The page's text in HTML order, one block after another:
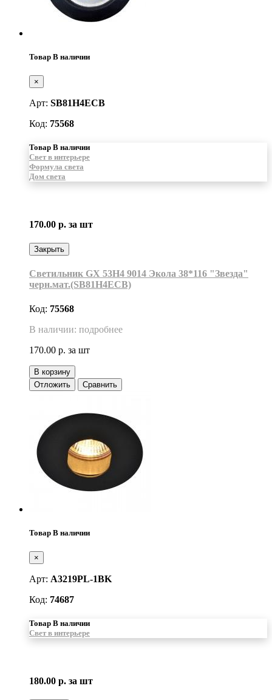
Товар В наличии
×
Арт: SB81H4ECB
Код: 75568
Товар В наличии
Свет в интерьере
Формула света
Дом света
170.00 р. за шт
Закрыть
Светильник GX 53H4 9014 Экола 38*116 "Звезда"
черн.мат.(SB81H4ECB)
Код: 75568
В наличии: подробнее
170.00 р. за шт
В корзину
Отложить
Сравнить
Товар В наличии
×
Арт: A3219PL-1BK
Код: 74687
Товар В наличии
Свет в интерьере
180.00 р. за шт